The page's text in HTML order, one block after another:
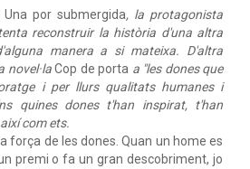
Una por submergida, la protagonista
reconstruir la història d'una altra
manera a si mateixa. D'altra
novel·laCop de porta a "les dones que
i per llurs qualitats humanes i
quines dones t'han inspirat, t'han
com ets.
força de les dones. Quan un home es
premi o fa un gran descobriment, jo